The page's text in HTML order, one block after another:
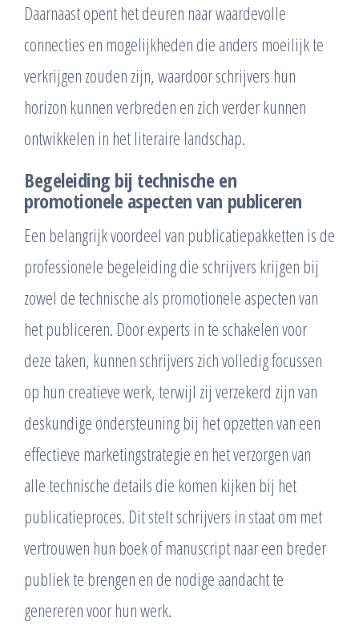
Daarnaast opent het deuren naar waardevolle
connecties en mogelijkheden die anders moeilijk te
verkrijgen zouden zijn, waardoor schrijvers hun
horizon kunnen verbreden en zich verder kunnen
ontwikkelen in het literaire landschap.
Begeleiding bij technische en
promotionele aspecten van publiceren
Een belangrijk voordeel van publicatiepakketten is de
professionele begeleiding die schrijvers krijgen bij
zowel de technische als promotionele aspecten van
het publiceren. Door experts in te schakelen voor
deze taken, kunnen schrijvers zich volledig focussen
op hun creatieve werk, terwijl zij verzekerd zijn van
deskundige ondersteuning bij het opzetten van een
effectieve marketingstrategie en het verzorgen van
alle technische details die komen kijken bij het
publicatieproces. Dit stelt schrijvers in staat om met
vertrouwen hun boek of manuscript naar een breder
publiek te brengen en de nodige aandacht te
genereren voor hun werk.